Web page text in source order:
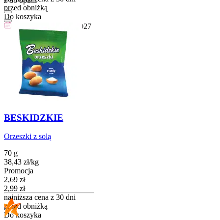
przed obniżką
Do koszyka
30-01-2027
BESKIDZKIE
Orzeszki z solą
70 g
38,43 zł/kg
Promocja
Cena promocyjna
2,69 zł
2,99 zł
najniższa cena z 30 dni
przed obniżką
Do koszyka